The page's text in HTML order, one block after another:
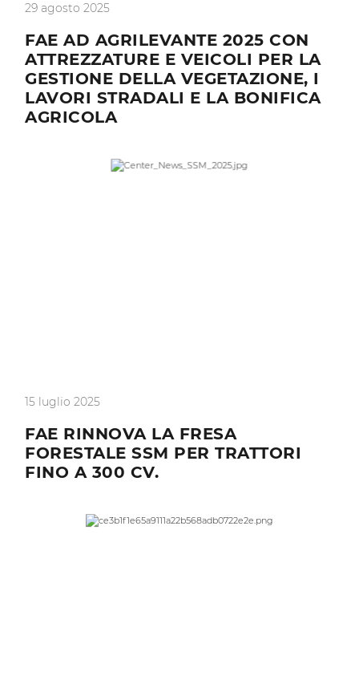
29 agosto 2025
FAE AD AGRILEVANTE 2025 CON
ATTREZZATURE E VEICOLI PER LA
GESTIONE DELLA VEGETAZIONE, I
LAVORI STRADALI E LA BONIFICA
AGRICOLA
15 luglio 2025
FAE RINNOVA LA FRESA
FORESTALE SSM PER TRATTORI
FINO A 300 CV.